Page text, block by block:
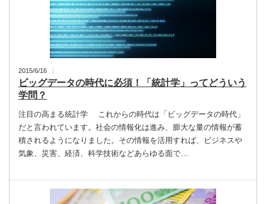
2015/6/16
ビッグデータの時代に必須！「統計学」ってどういう
学問？
注目の高まる統計学 これからの時代は「ビッグデータの時代」
だと言われています。社会の情報化は進み、膨大な量の情報が蓄
積されるようになりました。その情報を活用すれば、ビジネスや
気象、災害、経済、科学技術などあらゆる面で…